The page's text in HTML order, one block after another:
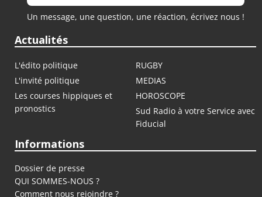
Un message, une question, une réaction, écrivez nous !
Actualités
L'édito politique
RUGBY
L'invité politique
MEDIAS
Les courses hippiques et
pronostics
HOROSCOPE
Sud Radio à votre Service avec
Fiducial
Informations
Dossier de presse
QUI SOMMES-NOUS ?
Comment nous rejoindre ?